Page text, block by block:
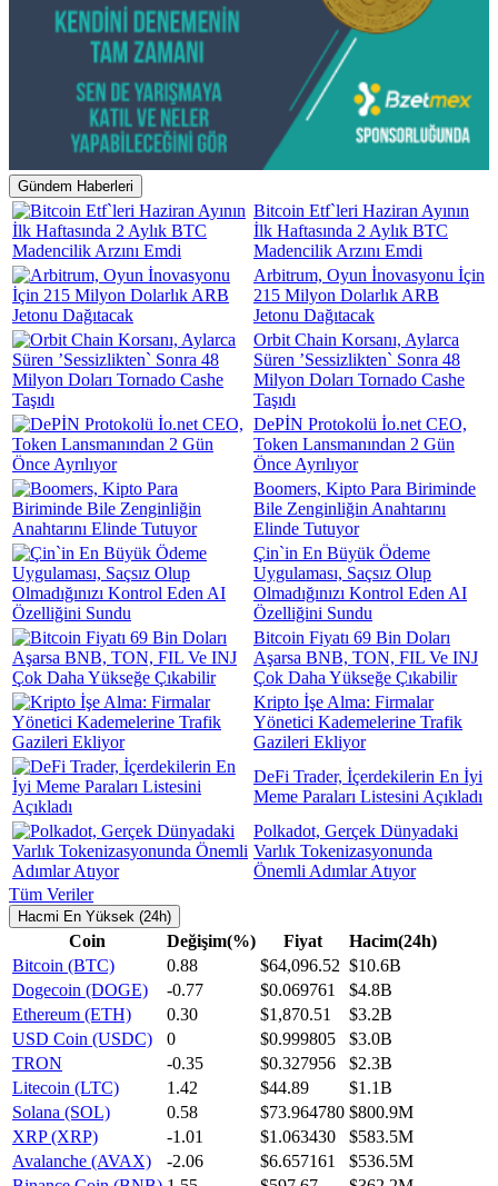
Gündem Haberleri
Bitcoin Etf`leri Haziran Ayının
İlk Haftasında 2 Aylık BTC
Madencilik Arzını Emdi
Arbitrum, Oyun İnovasyonu İçin
215 Milyon Dolarlık ARB
Jetonu Dağıtacak
Orbit Chain Korsanı, Aylarca
Süren ’Sessizlikten` Sonra 48
Milyon Doları Tornado Cashe
Taşıdı
DePİN Protokolü İo.net CEO,
Token Lansmanından 2 Gün
Önce Ayrılıyor
Boomers, Kipto Para Biriminde
Bile Zenginliğin Anahtarını
Elinde Tutuyor
Çin`in En Büyük Ödeme
Uygulaması, Saçsız Olup
Olmadığınızı Kontrol Eden AI
Özelliğini Sundu
Bitcoin Fiyatı 69 Bin Doları
Aşarsa BNB, TON, FIL Ve INJ
Çok Daha Yükseğe Çıkabilir
Kripto İşe Alma: Firmalar
Yönetici Kademelerine Trafik
Gazileri Ekliyor
DeFi Trader, İçerdekilerin En İyi
Meme Paraları Listesini Açıkladı
Polkadot, Gerçek Dünyadaki
Varlık Tokenizasyonunda
Önemli Adımlar Atıyor
Tüm Veriler
Hacmi En Yüksek (24h)
Coin Değişim(%) Fiyat
Hacim(24h)
Bitcoin (BTC)
0.88 $64,096.52 $10.6B
Dogecoin (DOGE)
-0.77 $0.069761
$4.8B
Ethereum (ETH)
0.30 $1,870.51
$3.2B
USD Coin (USDC)
0 $0.999805
$3.0B
TRON
-0.35 $0.327956
$2.3B
Litecoin (LTC)
1.42 $44.89
$1.1B
Solana (SOL)
0.58 $73.964780 $800.9M
XRP (XRP)
-1.01 $1.063430
$583.5M
Avalanche (AVAX)
-2.06 $6.657161
$536.5M